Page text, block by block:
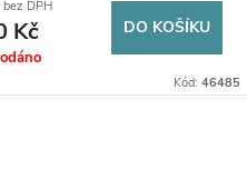
DPH
Kč DO KOŠÍKU
Kód: 46485